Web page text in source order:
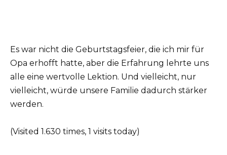
Es war nicht die Geburtstagsfeier, die ich mir für
Opa erhofft hatte, aber die Erfahrung lehrte uns
alle eine wertvolle Lektion. Und vielleicht, nur
vielleicht, würde unsere Familie dadurch stärker
werden.
(Visited 1.630 times, 1 visits today)